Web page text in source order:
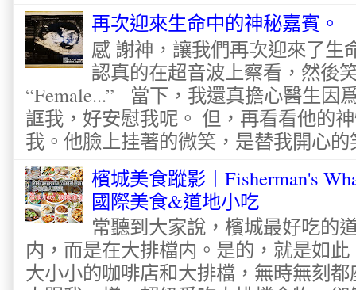
再次迎來生命中的神秘嘉賓。
感 謝神，讓我們再次迎來了生
認真的在超音波上察看，然後
“Female...” 當下，我還真擔心醫生因
誆我，好安慰我呢。 但，再看看他的
我。他臉上挂著的微笑，是替我開心的
檳城美食蹤影︱Fisherman's
國際美食&道地小吃
常聽到大家說，檳城最好吃的
内，而是在大排檔内。是的，就是如
大小小的咖啡店和大排檔，無時無刻